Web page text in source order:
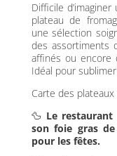
Difficile
plateau de
une sélection
des assortiments
affinés ou encore
Idéal pour
Carte des plateaux
🦆 Le restaurant
son foie gras
pour les fêtes.